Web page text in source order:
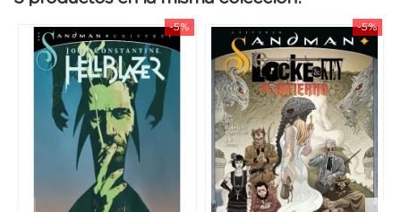
-5% -5%